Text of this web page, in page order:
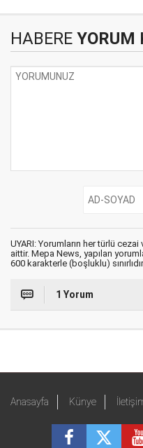
HABERE YORUM
UYARI: Yorumların her türlü
aittir. Mepa News, yapılan
600 karakterle (boşluklu)
1 Yorum
Anasayfa Künye